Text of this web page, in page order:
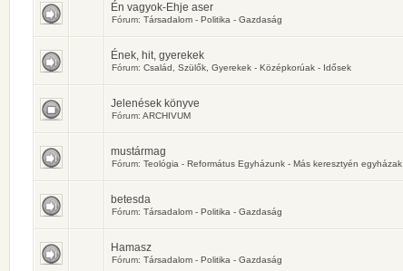
Én vagyok-Ehje aser
Fórum: Társadalom - Politika - Gazdaság
Ének, hit, gyerekek
Fórum: Család, Szülők, Gyerekek - Középkorúak - Idősek
Jelenések könyve
Fórum: ARCHIVUM
mustármag
Fórum: Teológia - Református Egyházunk - Más keresztyén egyházak
betesda
Fórum: Társadalom - Politika - Gazdaság
Hamasz
Fórum: Társadalom - Politika - Gazdaság